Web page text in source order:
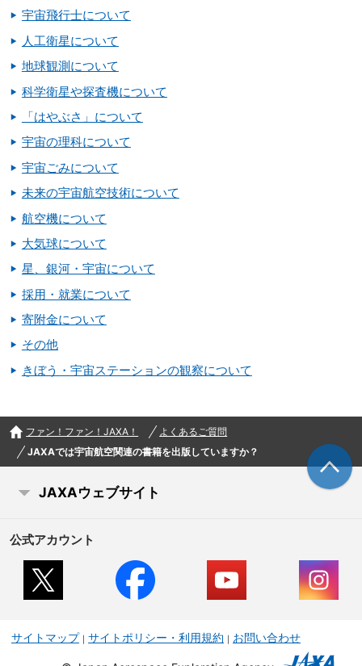
宇宙飛行士について
人工衛星について
地球観測について
科学衛星や探査機について
「はやぶさ」について
宇宙の理科について
宇宙ごみについて
未来の宇宙航空技術について
航空機について
大気球について
星、銀河・宇宙について
採用・就業について
寄附金について
その他
きぼう・宇宙ステーションの観察について
ファン！ファン！JAXA！
よくあるご質問
JAXAでは宇宙航空関連の書籍を出版していますか？
JAXAウェブサイト
公式アカウント
サイトマップ サイトポリシー・利用規約 お問い合わせ